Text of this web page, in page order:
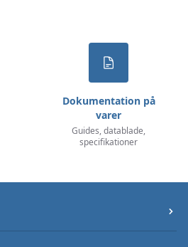
Dokumentation på
varer
Guides, datablade,
specifikationer